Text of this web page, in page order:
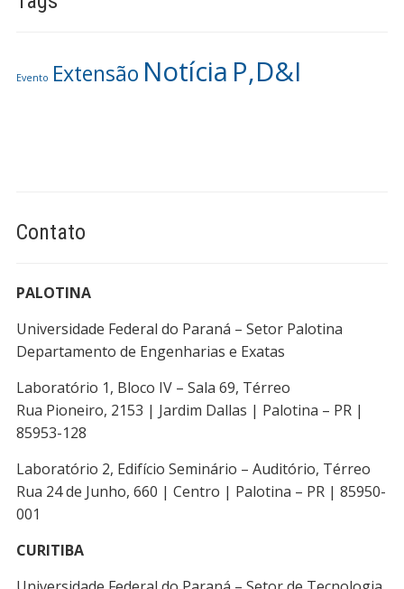
Evento Extensão Notícia P,D&I
Contato
PALOTINA
Universidade Federal do Paraná – Setor Palotina
Departamento de Engenharias e Exatas
Laboratório 1, Bloco IV – Sala 69, Térreo
Rua Pioneiro, 2153 | Jardim Dallas | Palotina – PR |
85953-128
Laboratório 2, Edifício Seminário – Auditório, Térreo
Rua 24 de Junho, 660 | Centro | Palotina – PR | 85950-
001
CURITIBA